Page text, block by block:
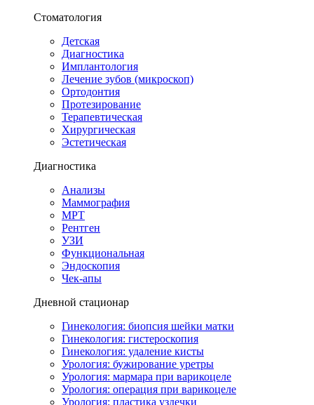
Стоматология
Детская
Диагностика
Имплантология
Лечение зубов (микроскоп)
Ортодонтия
Протезирование
Терапевтическая
Хирургическая
Эстетическая
Диагностика
Анализы
Маммография
МРТ
Рентген
УЗИ
Функциональная
Эндоскопия
Чек-апы
Дневной стационар
Гинекология: биопсия шейки матки
Гинекология: гистероскопия
Гинекология: удаление кисты
Урология: бужирование уретры
Урология: мармара при варикоцеле
Урология: операция при варикоцеле
Урология: пластика уздечки